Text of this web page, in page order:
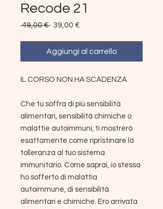
Recode 21
49,00 € Prezzo
39,00 €
Aggiungi al carrello
IL CORSO NON HA SCADENZA
Che tu soffra di più sensibilità
alimentari, sensibilità chimiche o
malattie autoimmuni, ti mostrerò
esattamente come ripristinare la
tolleranza al tuo sistema
immunitario. Come saprai, io stessa
ho sofferto di malattia
autoimmune, di sensibilità
alimentari e chimiche. Ero arrivata